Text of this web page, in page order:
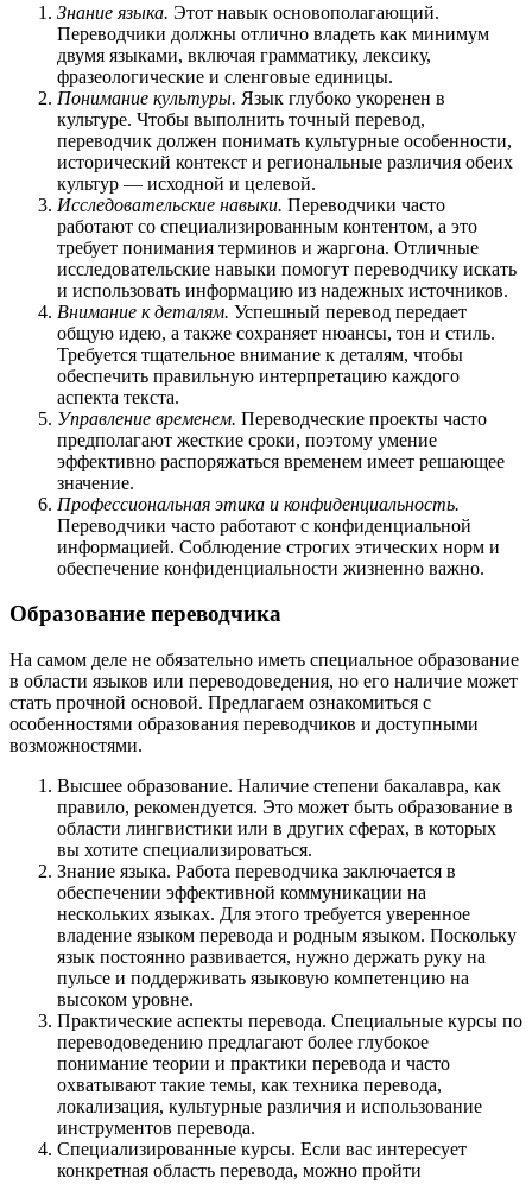
Знание языка. Этот навык основополагающий.
Переводчики должны отлично владеть как минимум
двумя языками, включая грамматику, лексику,
фразеологические и сленговые единицы.
Понимание культуры. Язык глубоко укоренен в
культуре. Чтобы выполнить точный перевод,
переводчик должен понимать культурные особенности,
исторический контекст и региональные различия обеих
культур — исходной и целевой.
Исследовательские навыки. Переводчики часто
работают со специализированным контентом, а это
требует понимания терминов и жаргона. Отличные
исследовательские навыки помогут переводчику искать
и использовать информацию из надежных источников.
Внимание к деталям. Успешный перевод передает
общую идею, а также сохраняет нюансы, тон и стиль.
Требуется тщательное внимание к деталям, чтобы
обеспечить правильную интерпретацию каждого
аспекта текста.
Управление временем. Переводческие проекты часто
предполагают жесткие сроки, поэтому умение
эффективно распоряжаться временем имеет решающее
значение.
Профессиональная этика и конфиденциальность.
Переводчики часто работают с конфиденциальной
информацией. Соблюдение строгих этических норм и
обеспечение конфиденциальности жизненно важно.
Образование переводчика
На самом деле не обязательно иметь специальное образование
в области языков или переводоведения, но его наличие может
стать прочной основой. Предлагаем ознакомиться с
особенностями образования переводчиков и доступными
возможностями.
Высшее образование. Наличие степени бакалавра, как
правило, рекомендуется. Это может быть образование в
области лингвистики или в других сферах, в которых
вы хотите специализироваться.
Знание языка. Работа переводчика заключается в
обеспечении эффективной коммуникации на
нескольких языках. Для этого требуется уверенное
владение языком перевода и родным языком. Поскольку
язык постоянно развивается, нужно держать руку на
пульсе и поддерживать языковую компетенцию на
высоком уровне.
Практические аспекты перевода. Специальные курсы по
переводоведению предлагают более глубокое
понимание теории и практики перевода и часто
охватывают такие темы, как техника перевода,
локализация, культурные различия и использование
инструментов перевода.
Специализированные курсы. Если вас интересует
конкретная область перевода, можно пройти